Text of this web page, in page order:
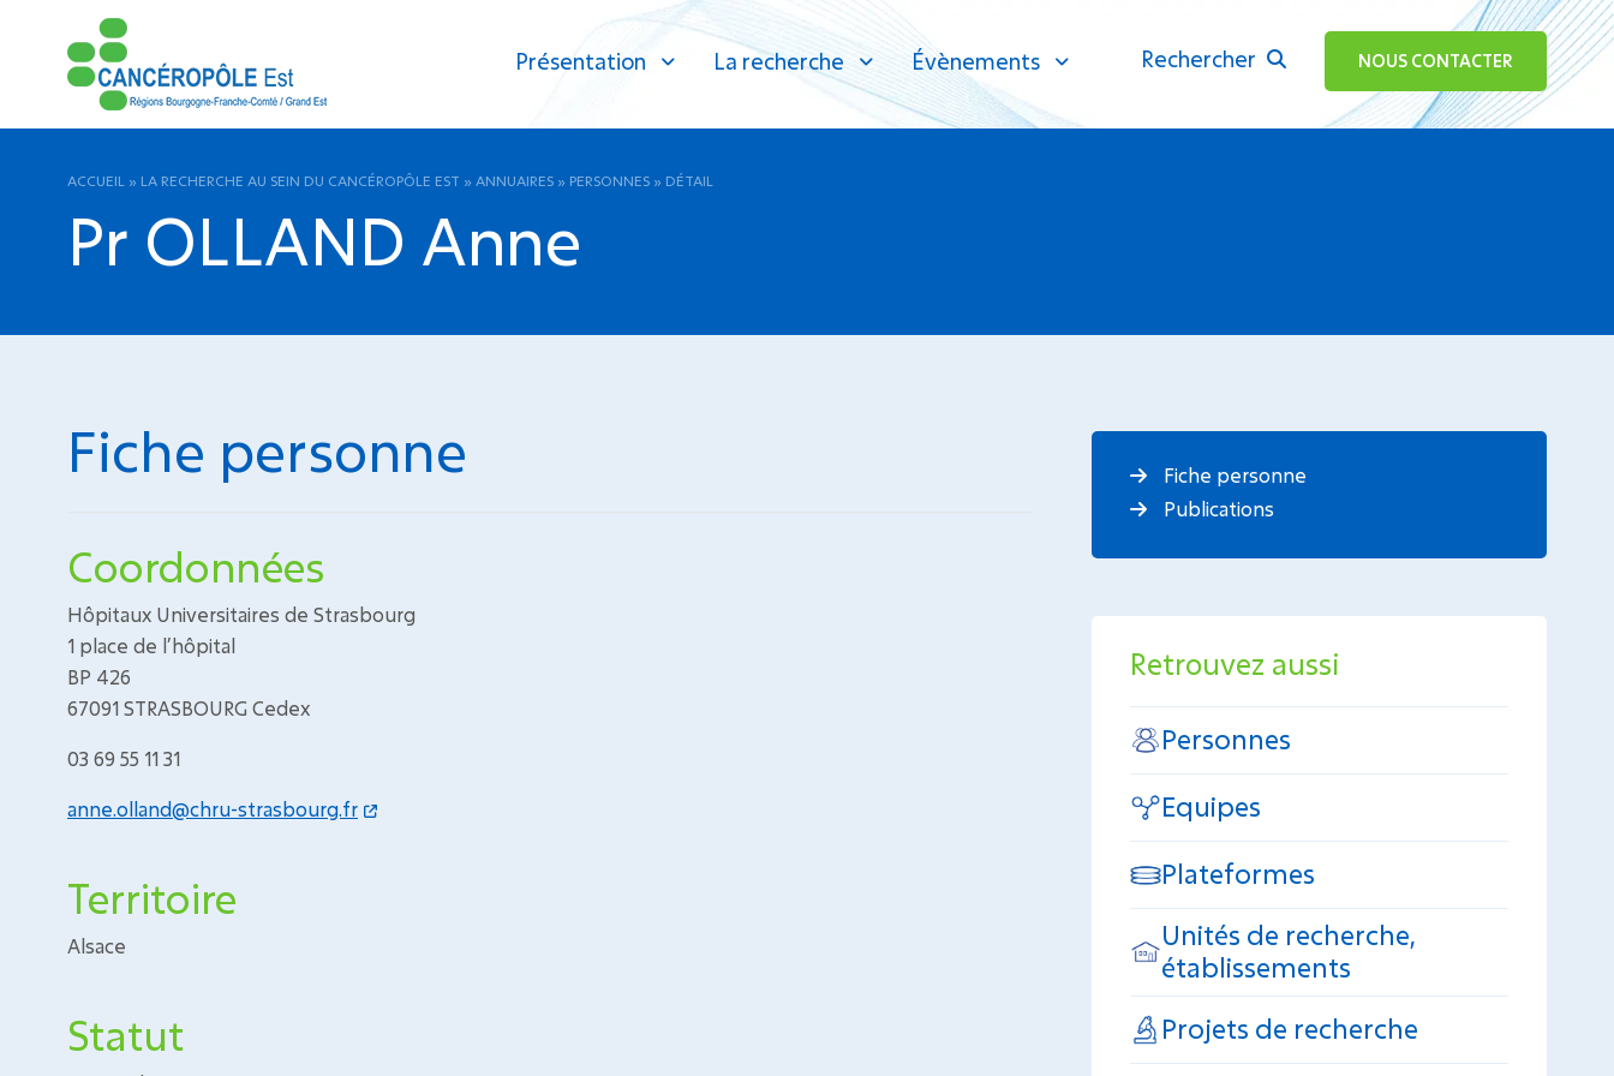
Présentation La recherche Évènements Rechercher
ok NOUS CONTACTER
ACCUEIL » LA RECHERCHE AU SEIN DU CANCÉROPÔLE EST » ANNUAIRES » PERSONNES » DÉTAIL
Pr OLLAND Anne
Fiche personne
Coordonnées
Hôpitaux Universitaires de Strasbourg
1 place de l’hôpital
BP 426
67091 STRASBOURG Cedex
03 69 55 11 31
anne.olland@chru-strasbourg.fr
Territoire
Alsace
Statut
Fiche personne
Publications
Retrouvez aussi
Personnes
Equipes
Plateformes
Unités de recherche,
établissements
Projets de recherche